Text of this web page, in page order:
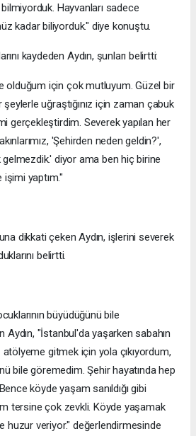
Hayvanları sadece
kadar biliyorduk." diye konuştu.
kaydeden Aydın, şunları belirtti:
olduğum için çok mutluyum. Güzel bir
şeylerle uğraştığınız için zaman çabuk
gerçekleştirdim. Severek yapılan her
'Şehirden neden geldin?',
diyor ama ben hiç birine
yaptım."
dikkati çeken Aydın, işlerini severek
belirtti.
büyüdüğünü bile
Aydın, "İstanbul'da yaşarken sabahın
atölyeme gitmek için yola çıkıyordum,
bile göremedim. Şehir hayatında hep
köyde yaşam sanıldığı gibi
tersine çok zevkli. Köyde yaşamak
huzur veriyor." değerlendirmesinde